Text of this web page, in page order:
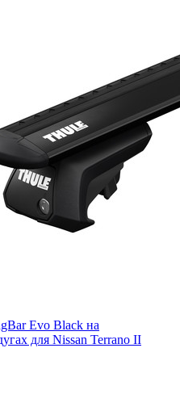
Evo Black на
для Nissan Terrano II